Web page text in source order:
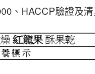
、HACCP驗證及清